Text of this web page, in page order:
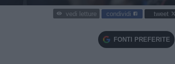
vedi letture condividi tweet
FONTI PREFERITE